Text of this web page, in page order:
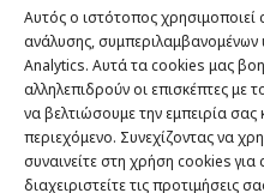
Αυτός ο ιστότοπος χρησιμοποιεί
ανάλυσης,
Analytics. Αυτά τα cookies μας
αλληλεπιδρούν οι επισκέπτες με
να βελτιώσουμε την εμπειρία σας
περιεχόμενο. Συνεχίζοντας να
συναινείτε στη χρήση cookies
διαχειριστείτε τις προτιμήσεις
Θέματα